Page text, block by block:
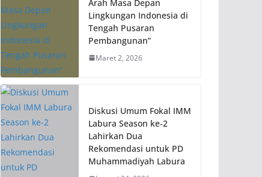
Arah Masa Depan
Lingkungan Indonesia di
Tengah Pusaran
Pembangunan”
Maret 2, 2026
Diskusi Umum Fokal IMM
Labura Season ke-2
Lahirkan Dua
Rekomendasi untuk PD
Muhammadiyah Labura